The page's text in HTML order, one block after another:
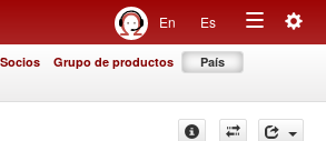
En Es
Toggle
Socios Grupo de productos País